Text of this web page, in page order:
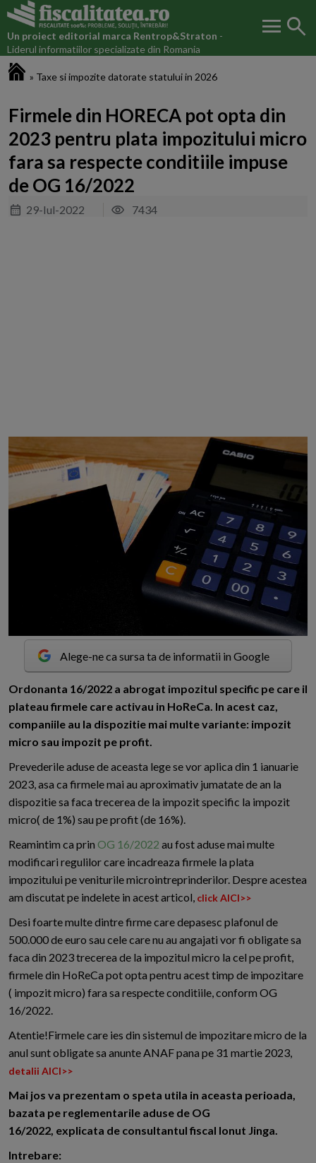
Un proiect editorial marca Rentrop&Straton -
Liderul informatiilor specializate din Romania
menu search
» Taxe si impozite datorate statului in 2026
Firmele din HORECA pot opta din
2023 pentru plata impozitului micro
fara sa respecte conditiile impuse
de OG 16/2022
29-Iul-2022 7434
Alege-ne ca sursa ta de informatii in Google
Ordonanta 16/2022 a abrogat impozitul specific pe care il
plateau firmele care activau in HoReCa. In acest caz,
companiile au la dispozitie mai multe variante: impozit
micro sau impozit pe profit.
Prevederile aduse de aceasta lege se vor aplica din 1 ianuarie
2023, asa ca firmele mai au aproximativ jumatate de an la
dispozitie sa faca trecerea de la impozit specific la impozit
micro( de 1%) sau pe profit (de 16%).
Reamintim ca prin OG 16/2022 au fost aduse mai multe
modificari regulilor care incadreaza firmele la plata
impozitului pe veniturile microintreprinderilor. Despre acestea
am discutat pe indelete in acest articol, click AICI>>
Desi foarte multe dintre firme care depasesc plafonul de
500.000 de euro sau cele care nu au angajati vor fi obligate sa
faca din 2023 trecerea de la impozitul micro la cel pe profit,
firmele din HoReCa pot opta pentru acest timp de impozitare
( impozit micro) fara sa respecte conditiile, conform OG
16/2022.
Atentie!Firmele care ies din sistemul de impozitare micro de la
anul sunt obligate sa anunte ANAF pana pe 31 martie 2023,
detalii AICI>>
Mai jos va prezentam o speta utila in aceasta perioada,
bazata pe reglementarile aduse de OG
16/2022, explicata de consultantul fiscal Ionut Jinga.
Intrebare: